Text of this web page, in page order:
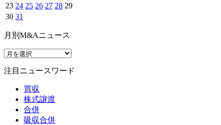
23 24 25 26 27 28 29
30 31
月別M&Aニュース
注目ニュースワード
買収
株式譲渡
合併
吸収合併